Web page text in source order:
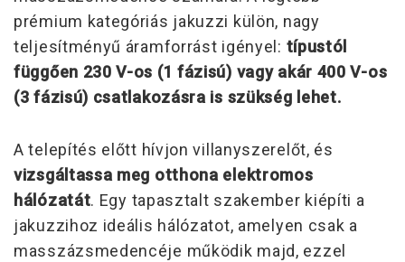
prémium kategóriás jakuzzi külön, nagy
teljesítményű áramforrást igényel: típustól
függően 230 V-os (1 fázisú) vagy akár 400 V-os
(3 fázisú) csatlakozásra is szükség lehet.
A telepítés előtt hívjon villanyszerelőt, és
vizsgáltassa meg otthona elektromos
hálózatát. Egy tapasztalt szakember kiépíti a
jakuzzihoz ideális hálózatot, amelyen csak a
masszázsmedencéje működik majd, ezzel